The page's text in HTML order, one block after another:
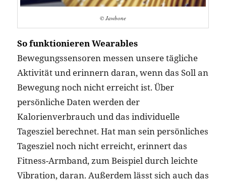
© Jawbone
So funktionieren Wearables
Bewegungssensoren messen unsere tägliche
Aktivität und erinnern daran, wenn das Soll an
Bewegung noch nicht erreicht ist. Über
persönliche Daten werden der
Kalorienverbrauch und das individuelle
Tagesziel berechnet. Hat man sein persönliches
Tagesziel noch nicht erreicht, erinnert das
Fitness-Armband, zum Beispiel durch leichte
Vibration, daran. Außerdem lässt sich auch das